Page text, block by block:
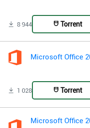
8 944 Torrent
Microsoft Office
1 028 Torrent
Microsoft Office